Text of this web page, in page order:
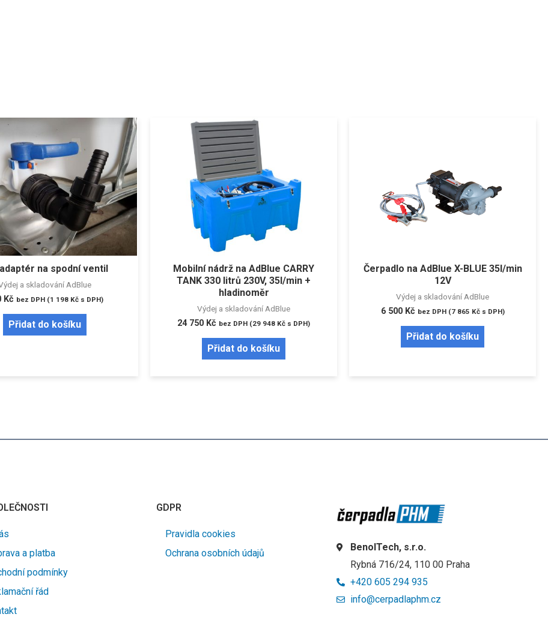
adaptér na spodní ventil
a skladování AdBlue
Kč bez DPH (1 198 Kčs DPH)
Přidat do košíku
Mobilní nádrž na AdBlue CARRY
TANK 330 litrů 230V, 35l/min +
hladinoměr
Výdej a skladování AdBlue
24 750 Kč bez DPH (29 948 Kč s DPH)
Přidat do košíku
Čerpadlo na AdBlue X-BLUE 35l/min
12V
Výdej a skladování AdBlue
6 500 Kč bez DPH (7 865 Kčs DPH)
Přidat do košíku
a platba
podmínky
řád
GDPR
Pravidla cookies
Ochrana osobních údajů
BenolTech, s.r.o.
Rybná 716/24, 110 00 Praha
+420 605 294 935
info@cerpadlaphm.cz